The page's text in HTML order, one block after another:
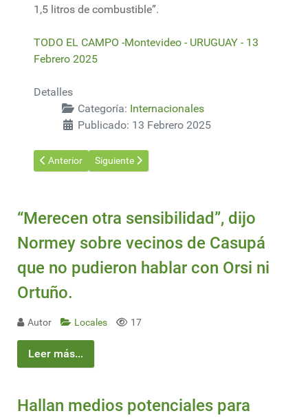
1,5 litros de combustible”.
TODO EL CAMPO -Montevideo - URUGUAY - 13
Febrero 2025
Detalles
Categoría: Internacionales
Publicado: 13 Febrero 2025
Artículo anterior: Australia pone a pastar 1.700 ovejas entre
Anterior Artículo siguiente: Apicultores europeos
Siguiente
“Merecen otra sensibilidad”, dijo
Normey sobre vecinos de Casupá
que no pudieron hablar con Orsi ni
Ortuño.
Autor Locales 17
Leer más...
Hallan medios potenciales para